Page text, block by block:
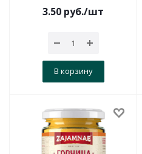
3.50 руб./шт
В корзину